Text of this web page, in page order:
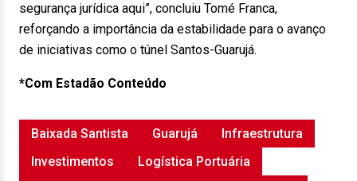
segurança jurídica aqui”, concluiu Tomé Franca,
reforçando a importância da estabilidade para o avanço
de iniciativas como o túnel Santos-Guarujá.
*Com Estadão Conteúdo
Baixada Santista Guarujá
Infraestrutura
Investimentos
Logística Portuária